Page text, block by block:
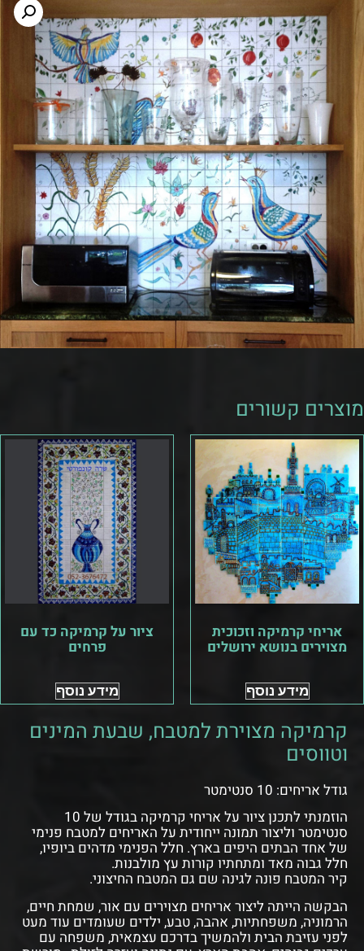
מוצרים קשורים
אריחי קרמיקה וזכוכית
מצוירים בנושא ירושלים
מידע נוסף
ציור על קרמיקה כד עם
פרחים
מידע נוסף
קרמיקה מצוירת למטבח, שבעת המינים
וטווסים
גודל אריחים: 10 סנטימטר
הוזמנתי לתכנן ציור על אריחי קרמיקה בגודל של 10
סנטימטר וליצור תמונה ייחודית על האריחים למטבח פנימי
של אחד הבתים היפים בארץ. חלל הפנימי מדהים ביופיו,
חלל גבוה מאד ומתחתיו קורות עץ מולבנות.
קיר המטבח פונה לגינה שם גם המטבח החיצוני.
הבקשה הייתה ליצור אריחים מצוירים עם אור, שמחת חיים,
הרמוניה, משפחתיות, אהבה, טבע, ילדים שעומדים עוד מעט
לפני עזיבת הבית ולהמשיך בדרכם עצמאית, משפחה עם